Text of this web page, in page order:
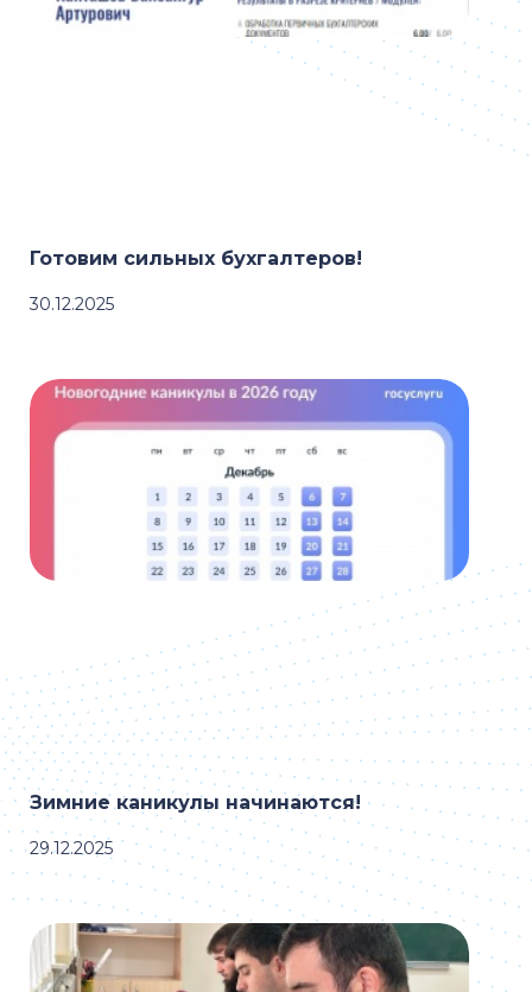
30.12.2025
Готовим сильных бухгалтеров!
29.12.2025
Зимние каникулы начинаются!